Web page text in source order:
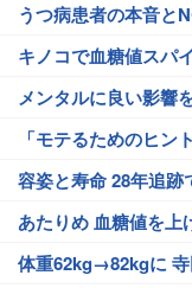
うつ病患者の本音と
キノコで血糖値スパ
メンタルに良い影響
「モテるためのヒン
容姿と寿命 28年追跡
あたりめ 血糖値を上
体重62kg→82kgに